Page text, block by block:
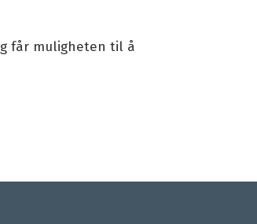
får muligheten til å